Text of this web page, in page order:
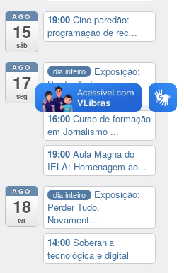
AGO
15
sáb
19:00Cine paredão:
programação de rec...
AGO
17
seg
dia inteiro
Exposição:
Perder Tudo.
Novament...
16:00Curso de formação
em Jornalismo ...
19:00Aula Magna do
IELA: Homenagem ao...
AGO
18
ter
dia inteiro
Exposição:
Perder Tudo.
Novament...
14:00Soberania
tecnológica e digital